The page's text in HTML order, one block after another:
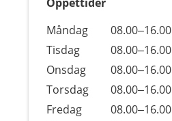
Dag
Öppettider
Kommentarer
Måndag
08.00–16.00
Tisdag
08.00–16.00
Onsdag
08.00–16.00
Torsdag
08.00–16.00
Fredag
08.00–16.00